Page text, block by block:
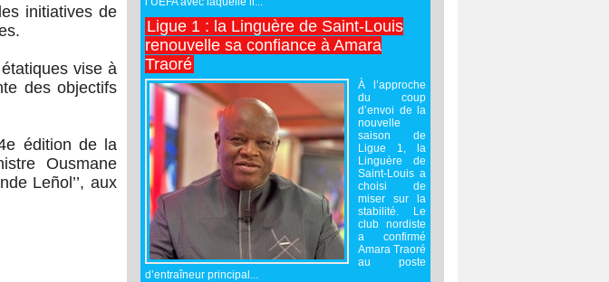
initiatives de
vise à
des objectifs
édition de la
Ousmane
Leñol’’, aux
Ligue 1 : la Linguère de Saint-Louis
renouvelle sa confiance à Amara
Traoré
À l’approche
du coup
d’envoi de la
nouvelle
saison de
Ligue 1, la
Linguère de
Saint-Louis a
choisi de
miser sur la
stabilité. Le
club nordiste
a confirmé
Amara Traoré
au poste
d’entraîneur principal...